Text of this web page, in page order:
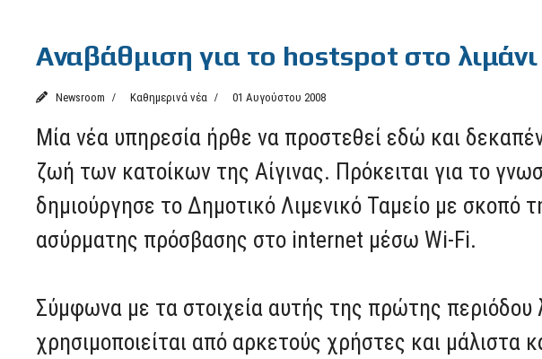
Αναβάθμιση για το hostspot στο λιμάνι
Newsroom Καθημερινά νέα 01 Αυγούστου 2008
Μία νέα υπηρεσία ήρθε να προστεθεί εδώ και
ζωή των κατοίκων της Αίγινας. Πρόκειται για το
δημιούργησε το Δημοτικό Λιμενικό Ταμείο με σκοπό
ασύρματης πρόσβασης στο internet μέσω Wi-Fi.
Σύμφωνα με τα στοιχεία αυτής της πρώτης περιόδου
χρησιμοποιείται από αρκετούς χρήστες και μάλιστα